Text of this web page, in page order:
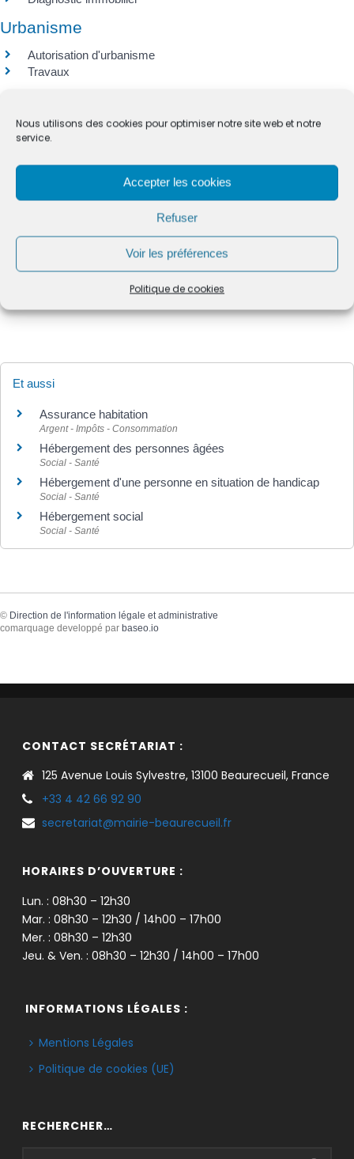
Nous utilisons des cookies pour optimiser notre site web et notre
service.
Accepter les cookies
Refuser
Voir les préférences
Politique de cookies
Urbanisme
Autorisation d'urbanisme
Travaux
Organisation
Documents
Assemblée générale des copropriétaires
Vie pratique dans un logement
Nuisances de voisinage
Et aussi
Assurance habitation
Argent - Impôts - Consommation
Hébergement des personnes âgées
Social - Santé
Hébergement d'une personne en situation de handicap
Social - Santé
Hébergement social
Social - Santé
© Direction de l'information légale et administrative
comarquage developpé par baseo.io
CONTACT SECRÉTARIAT :
125 Avenue Louis Sylvestre, 13100 Beaurecueil, France
+33 4 42 66 92 90
secretariat@mairie-beaurecueil.fr
HORAIRES D’OUVERTURE :
Lun. : 08h30 – 12h30
Mar. : 08h30 – 12h30 / 14h00 – 17h00
Mer. : 08h30 – 12h30
Jeu. & Ven. : 08h30 – 12h30 / 14h00 – 17h00
INFORMATIONS LÉGALES :
Mentions Légales
Politique de cookies (UE)
RECHERCHER…